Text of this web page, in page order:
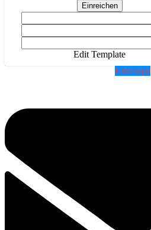
Einreichen
Edit Template
Envelope